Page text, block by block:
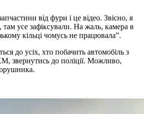
від фури і це відео. Звісно, я
там усе зафіксували. На жаль, камера в
кільці чомусь не працювала”.
до усіх, хто побачить автомобіль з
звернутись до поліції. Можливо,